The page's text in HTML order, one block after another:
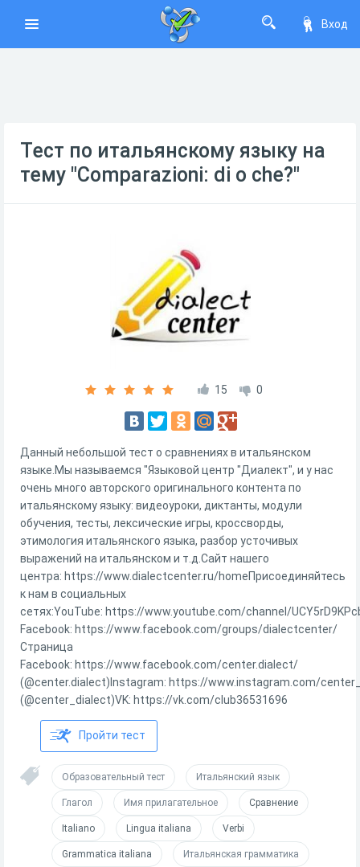
Вход
Тест по итальянскому языку на
тему "Comparazioni: di o che?"
15 0
Данный небольшой тест о сравнениях в итальянском
языке.Мы называемся "Языковой центр "Диалект", и у нас
очень много авторского оригинального контента по
итальянскому языку: видеоуроки, диктанты, модули
обучения, тесты, лексические игры, кроссворды,
этимология итальянского языка, разбор усточивых
выражений на итальянском и т.д.Сайт нашего
центра: https://www.dialectcenter.ru/homeПрисоединяйтесь
к нам в социальных
сетях:YouTube: https://www.youtube.com/channel/
Facebook: https://www.facebook.com/groups/dialectcenter/
Страница
Facebook: https://www.facebook.com/center.dialect/
(@center.dialect)Instagram: https://www.instagram.com/
(@center_dialect)VK: https://vk.com/club36531696
Пройти тест
Образовательный тест Итальянский язык
Глагол Имя прилагательное Сравнение
Italiano Lingua italiana Verbi
Grammatica italiana Итальянская грамматика